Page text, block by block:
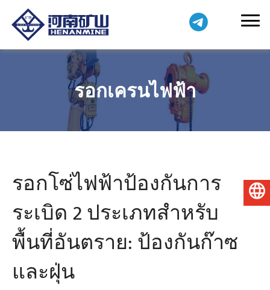
รอกเครนไฟฟ้า
รอกโซ่ไฟฟ้าป้องกันการ
ระเบิด 2 ประเภทสำหรับ
พื้นที่อันตราย: ป้องกันก๊าซ
และฝุ่น
ไทย